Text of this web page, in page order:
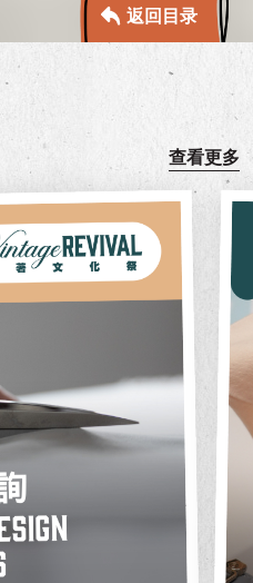
返回目录
查看更多